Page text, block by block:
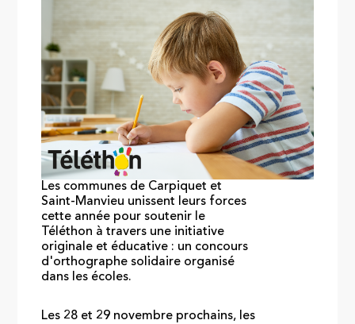
Les communes de Carpiquet et
Saint-Manvieu unissent leurs forces
cette année pour soutenir le
Téléthon à travers une initiative
originale et éducative : un concours
d'orthographe solidaire organisé
dans les écoles.
Les 28 et 29 novembre prochains, les